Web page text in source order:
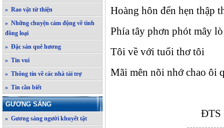
» Rao vặt từ thiện
» Những chuyện cảm động về tình
đồng loại
» Đặc sản quê hương
» Tin vui
» Thông tin về các nhà tài trợ
» Tin cần biết
GƯƠNG SÁNG
» Gương sáng người khuyết tật
Hoàng hôn đến hẹn thập
Phía tây phơn phót mây
Tôi về với tuổi thơ tôi
Mãi mên nõi nhớ chao ôi
ĐTS